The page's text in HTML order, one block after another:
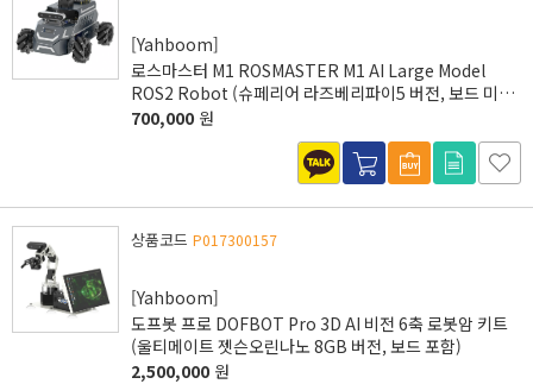
[Yahboom]
로스마스터 M1 ROSMASTER M1 AI Large Model
ROS2 Robot (슈페리어 라즈베리파이5 버전, 보드 미포
함)
700,000 원
상품코드 P017300157
[Yahboom]
도프봇 프로 DOFBOT Pro 3D AI 비전 6축 로봇암 키트
(울티메이트 젯슨오린나노 8GB 버전, 보드 포함)
2,500,000 원